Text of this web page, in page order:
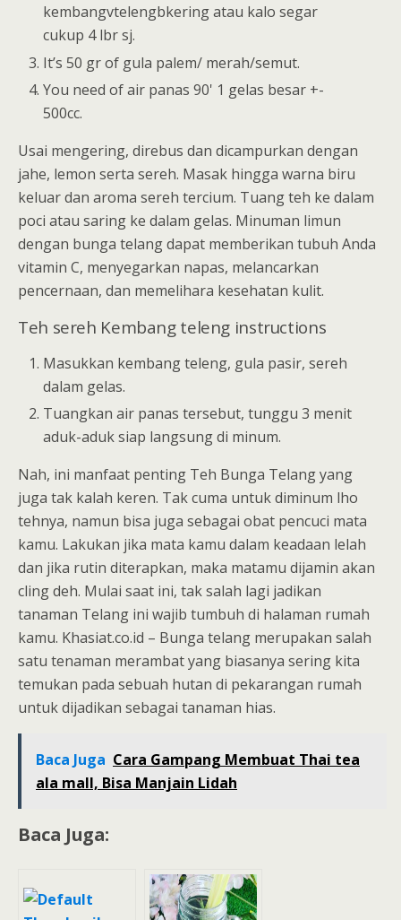
kembangvtelengbkering atau kalo segar
cukup 4 lbr sj.
It’s 50 gr of gula palem/ merah/semut.
You need of air panas 90' 1 gelas besar +-
500cc.
Usai mengering, direbus dan dicampurkan dengan
jahe, lemon serta sereh. Masak hingga warna biru
keluar dan aroma sereh tercium. Tuang teh ke dalam
poci atau saring ke dalam gelas. Minuman limun
dengan bunga telang dapat memberikan tubuh Anda
vitamin C, menyegarkan napas, melancarkan
pencernaan, dan memelihara kesehatan kulit.
Teh sereh Kembang teleng instructions
Masukkan kembang teleng, gula pasir, sereh
dalam gelas.
Tuangkan air panas tersebut, tunggu 3 menit
aduk-aduk siap langsung di minum.
Nah, ini manfaat penting Teh Bunga Telang yang
juga tak kalah keren. Tak cuma untuk diminum lho
tehnya, namun bisa juga sebagai obat pencuci mata
kamu. Lakukan jika mata kamu dalam keadaan lelah
dan jika rutin diterapkan, maka matamu dijamin akan
cling deh. Mulai saat ini, tak salah lagi jadikan
tanaman Telang ini wajib tumbuh di halaman rumah
kamu. Khasiat.co.id – Bunga telang merupakan salah
satu tenaman merambat yang biasanya sering kita
temukan pada sebuah hutan di pekarangan rumah
untuk dijadikan sebagai tanaman hias.
Baca Juga Cara Gampang Membuat Thai tea
ala mall, Bisa Manjain Lidah
Baca Juga: